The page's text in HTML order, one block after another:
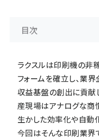
目次
ラクスルは印刷機の非
フォームを確立し、業
収益基盤の創出に貢献
産現場はアナログな商
生かした効率化や自動
今回はそんな印刷業界